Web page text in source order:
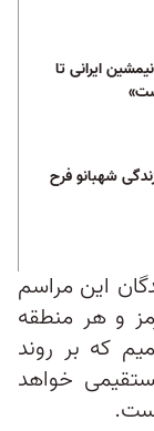
انیمشین ایرانی تا
شهبانو فرح
این مراسم
و هر منطقه
که بر روند
خواهد